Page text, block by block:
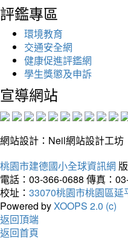
評鑑專區
環境教育
交通安全網
健康促進評鑑網
學生獎懲及申訴
宣導網站
網站設計：Neil網站設計工坊
桃園市建德國小全球資訊網
電話：03-366-0688 傳真：
校址： 33070桃園市桃園區延
Powered byXOOPS 2.0 (c)
返回頂端
返回首頁